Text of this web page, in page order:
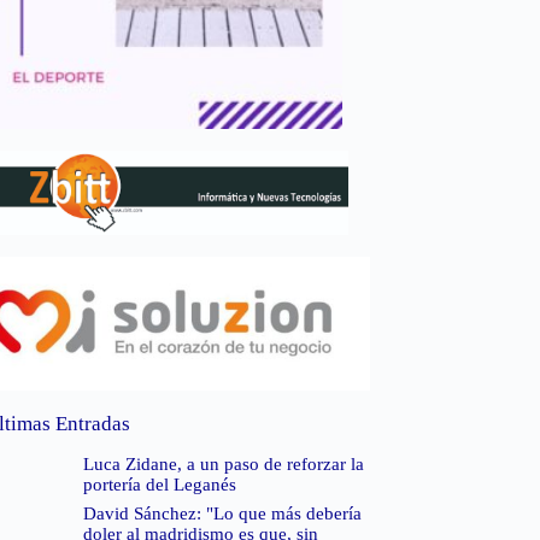
Entradas
Luca Zidane, a un paso de reforzar la
portería del Leganés
David Sánchez: "Lo que más debería
doler al madridismo es que, sin